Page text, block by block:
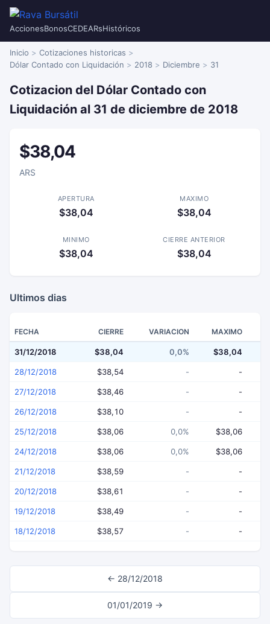
AccionesBonosCEDEARsHistóricos
Inicio
Cotizaciones historicas
Dólar Contado con Liquidación
2018 Diciembre 31
Cotizacion del Dólar Contado con
Liquidación al 31 de diciembre de 2018
$38,04
ARS
APERTURA
$38,04
MAXIMO
$38,04
MINIMO
$38,04
CIERRE ANTERIOR
$38,04
Ultimos dias
FECHA CIERRE VARIACION MAXIMO
31/12/2018 $38,04 0,0% $38,04
28/12/2018 $38,54 - -
27/12/2018 $38,46 - -
26/12/2018 $38,10 - -
25/12/2018 $38,06 0,0% $38,06
24/12/2018 $38,06 0,0% $38,06
21/12/2018 $38,59 - -
20/12/2018 $38,61 - -
19/12/2018 $38,49 - -
18/12/2018 $38,57 - -
← 28/12/2018
01/01/2019 →